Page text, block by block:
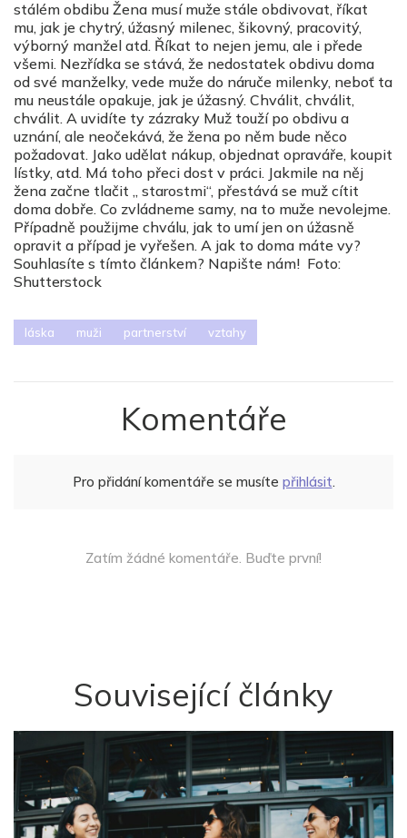
stálém obdibu Žena musí muže stále obdivovat, říkat
mu, jak je chytrý, úžasný milenec, šikovný, pracovitý,
výborný manžel atd. Říkat to nejen jemu, ale i přede
všemi. Nezřídka se stává, že nedostatek obdivu doma
od své manželky, vede muže do náruče milenky, neboť ta
mu neustále opakuje, jak je úžasný. Chválit, chválit,
chválit. A uvidíte ty zázraky Muž touží po obdivu a
uznání, ale neočekává, že žena po něm bude něco
požadovat. Jako udělat nákup, objednat opraváře, koupit
lístky, atd. Má toho přeci dost v práci. Jakmile na něj
žena začne tlačit „ starostmi“, přestává se muž cítit
doma dobře. Co zvládneme samy, na to muže nevolejme.
Případně použijme chválu, jak to umí jen on úžasně
opravit a případ je vyřešen. A jak to doma máte vy?
Souhlasíte s tímto článkem? Napište nám! Foto:
Shutterstock
láska muži partnerství vztahy
Komentáře
Pro přidání komentáře se musíte přihlásit.
Zatím žádné komentáře. Buďte první!
Související články